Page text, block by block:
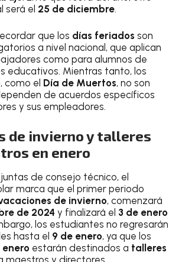
será el 25 de diciembre.
que los días feriados son
a nivel nacional, que aplican
como para alumnos de
educativos. Mientras tanto, los
, como el Día de Muertos, no son
de acuerdos específicos
y sus empleadores.
de invierno y talleres
en enero
de consejo técnico, el
marca que el primer periodo
de invierno, comenzará
de 2024 y finalizará el 3 de enero
los estudiantes no regresarán
hasta el 9 de enero, ya que los
enero estarán destinados a talleres
maestros y directores.